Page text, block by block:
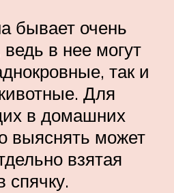
бывает очень
в нее могут
так и
Для
в домашних
выяснять может
взятая
спячку.